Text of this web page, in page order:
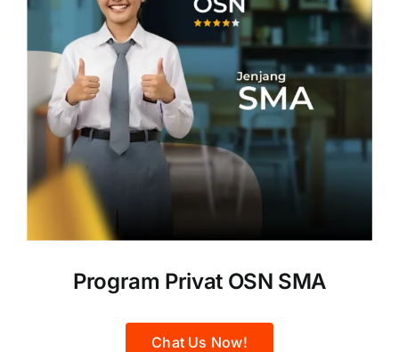
Program Privat OSN SMA
Chat Us Now!